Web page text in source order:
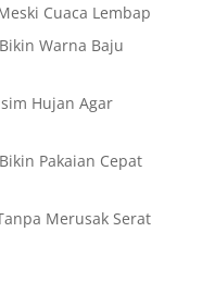
Cuaca Lembap
Warna Baju
Hujan Agar
Pakaian Cepat
Merusak Serat